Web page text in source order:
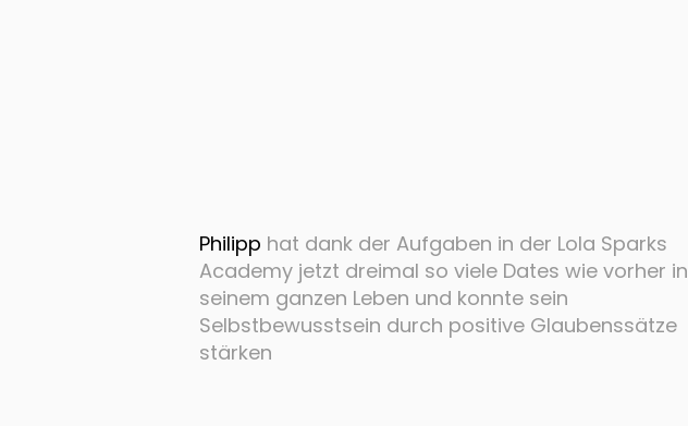
Philipp hat dank der Aufgaben in der Lola Sparks
Academy jetzt dreimal so viele Dates wie vorher in
seinem ganzen Leben und konnte sein
Selbstbewusstsein durch positive Glaubenssätze
stärken